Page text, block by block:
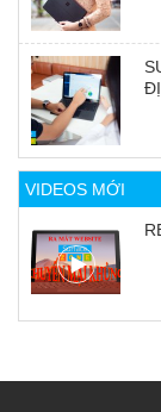
VIDEOS MỚI